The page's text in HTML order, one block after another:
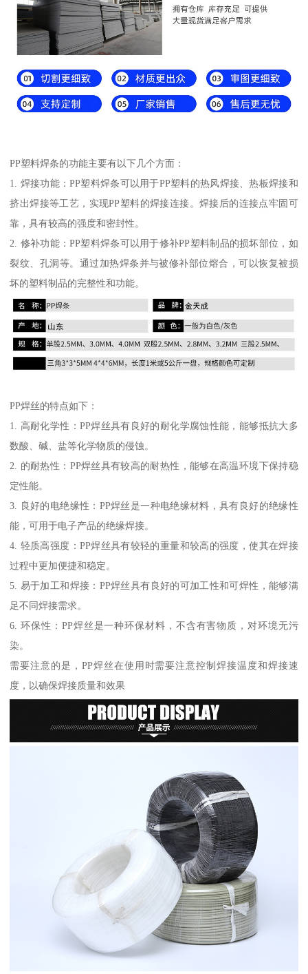
PP塑料焊条的功能主要有以下几个方面：
1. 焊接功能：PP塑料焊条可以用于PP塑料的热风焊接、热板焊接和
挤出焊接等工艺，实现PP塑料的焊接连接。焊接后的连接点牢固可
靠，具有较高的强度和密封性。
2. 修补功能：PP塑料焊条可以用于修补PP塑料制品的损坏部位，如
裂纹、孔洞等。通过加热焊条并与被修补部位熔合，可以恢复被损
坏的塑料制品的完整性和功能。
PP焊丝的特点如下：
1. 高耐化学性：PP焊丝具有良好的耐化学腐蚀性能，能够抵抗大多
数酸、碱、盐等化学物质的侵蚀。
2. 的耐热性：PP焊丝具有较高的耐热性，能够在高温环境下保持稳
定性能。
3. 良好的电绝缘性：PP焊丝是一种电绝缘材料，具有良好的绝缘性
能，可用于电子产品的绝缘焊接。
4. 轻质高强度：PP焊丝具有较轻的重量和较高的强度，使其在焊接
过程中更加便捷和稳定。
5. 易于加工和焊接：PP焊丝具有良好的可加工性和可焊性，能够满
足不同焊接需求。
6. 环保性：PP焊丝是一种环保材料，不含有害物质，对环境无污
染。
需要注意的是，PP焊丝在使用时需要注意控制焊接温度和焊接速
度，以确保焊接质量和效果